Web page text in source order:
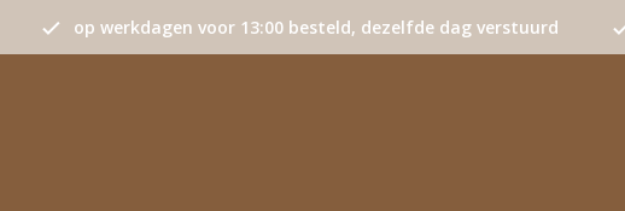
op werkdagen voor 13:00 besteld, dezelfde dag verstuurd